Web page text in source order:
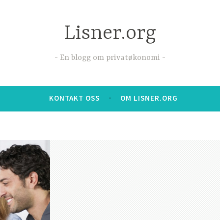
Lisner.org
En blogg om privatøkonomi
KONTAKT OSS OM LISNER.ORG